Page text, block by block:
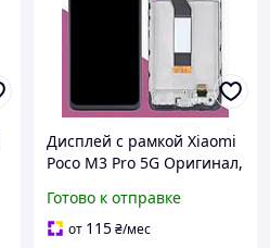
Дисплей с рамкой Xiaomi
Poco M3 Pro 5G Оригинал,
Ксиоми Поко М3 Про, +
подарок (клей 15мл)
Готово к отправке
от 115₴/мес